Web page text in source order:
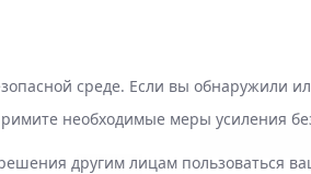
среде. Если вы обнаружили
необходимые меры усиления
другим лицам пользоваться